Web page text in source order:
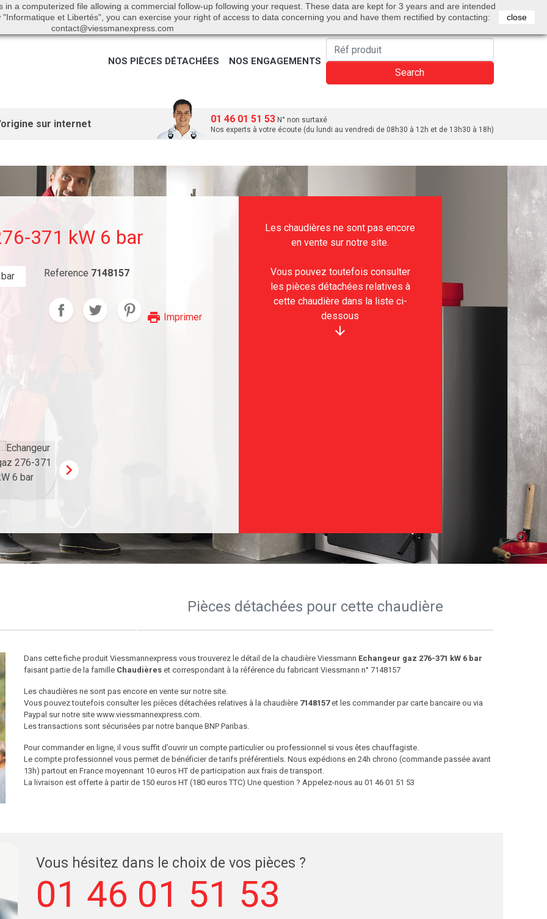
English Bienvenue Sign in 0 Cart
NOS PIÈCES DÉTACHÉES NOS ENGAGEMENTS
Search
sur internet 01 46 01 51 53 N° non surtaxé
Nos experts à votre écoute (du lundi au vendredi de 08h30 à 12h et de 13h30 à 18h)
371 kW 6 bar

Reference 7148157
print Imprimer
Les chaudières ne sont pas encore
en vente sur notre site.
Vous pouvez toutefois consulter
les pièces détachées relatives à
cette chaudière dans la liste ci-
dessous
arrow_downward
Pièces détachées pour cette chaudière
Dans cette fiche produit Viessmannexpress vous trouverez le détail de la chaudière Viessmann Echangeur gaz 276-371 kW 6 bar
faisant partie de la famille Chaudièreset correspondant à la référence du fabricant Viessmann n° 7148157
Les chaudières ne sont pas encore en vente sur notre site.
Vous pouvez toutefois consulter les pièces détachées relatives à la chaudière 7148157et les commander par carte bancaire ou via
Paypal sur notre site www.viessmannexpress.com.
Les transactions sont sécurisées par notre banque BNP Paribas.
Pour commander en ligne, il vous suffit d’ouvrir un compte particulier ou professionnel si vous êtes chauffagiste.
Le compte professionnel vous permet de bénéficier de tarifs préférentiels. Nous expédions en 24h chrono (commande passée avant
13h) partout en France moyennant 10 euros HT de participation aux frais de transport.
La livraison est offerte à partir de 150 euros HT (180 euros TTC) Une question ? Appelez-nous au 01 46 01 51 53
Vous hésitez dans le choix de vos pièces ?
01 46 01 51 53
a computerized file allowing a commercial follow-up following your request. These data are kept for 3 years and are intended
et Libertés", you can exercise your right of access to data concerning you and have them rectified by contacting:
contact@viessmanexpress.com
close